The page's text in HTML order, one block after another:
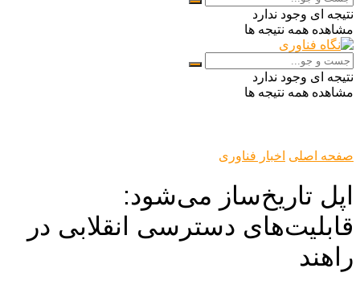
نتیجه ای وجود ندارد
مشاهده همه نتیجه ها
نتیجه ای وجود ندارد
مشاهده همه نتیجه ها
صفحه اصلی اخبار فناوری
اپل تاریخ‌ساز می‌شود:
قابلیت‌های دسترسی انقلابی در
راهند